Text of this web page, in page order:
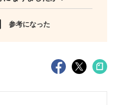
参考になった